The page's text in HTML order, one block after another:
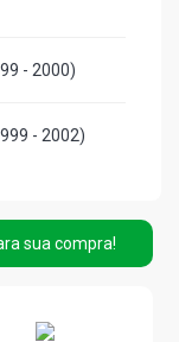
- 2000)
- 2002)
- 2004)
- 2004)
sua compra!